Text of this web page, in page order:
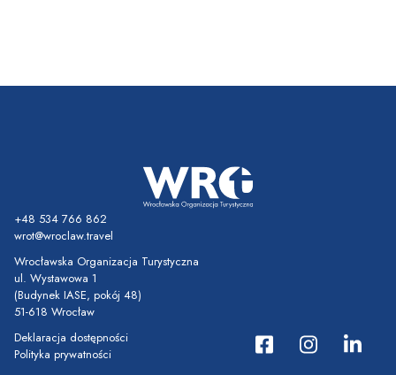
+48 534 766 862
wrot@wroclaw.travel
Wrocławska Organizacja Turystyczna
ul. Wystawowa 1
(Budynek IASE, pokój 48)
51-618 Wrocław
Deklaracja dostępności
Polityka prywatności